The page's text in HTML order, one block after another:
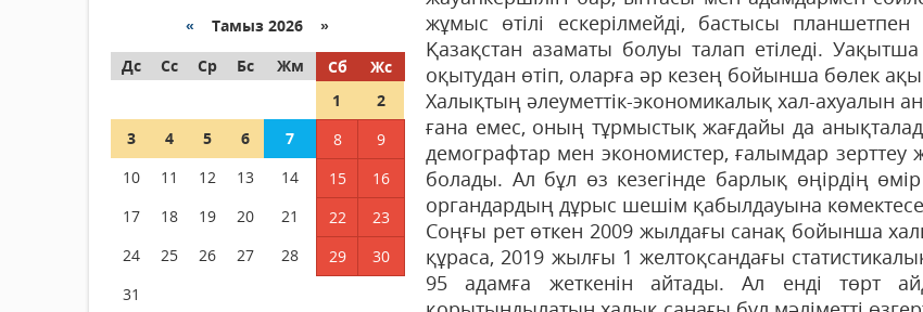
« Тамыз 2026 »
Дс
Сс Ср Бс Жм Сб
Жс
1
2
3
4 5 6 7 8
9
10
11 12 13 14 15
16
17
18 19 20 21 22
23
24
25 26 27 28 29
30
31
жұмыс өтілі ескеріл­мейді, бастысы планшетпен
Қазақстан азаматы болуы талап етіледі.
оқытудан өтіп, оларға әр кезең бойынша бөлек ақы
Халықтың әлеуметтік-экономикалық хал-ахуалын
ғана емес, оның тұрмыстық жағдайы да
демографтар мен экономистер, ғалымдар зерттеу
болады. Ал бұл өз кезегінде барлық өңірдің
органдардың дұ­рыс шешім қабылдауына
Соңғы рет өткен 2009 жылдағы санақ бойынша
құраса, 2019 жылғы 1 желтоқсандағы
95 адамға жеткенін айтады. Ал енді төрт